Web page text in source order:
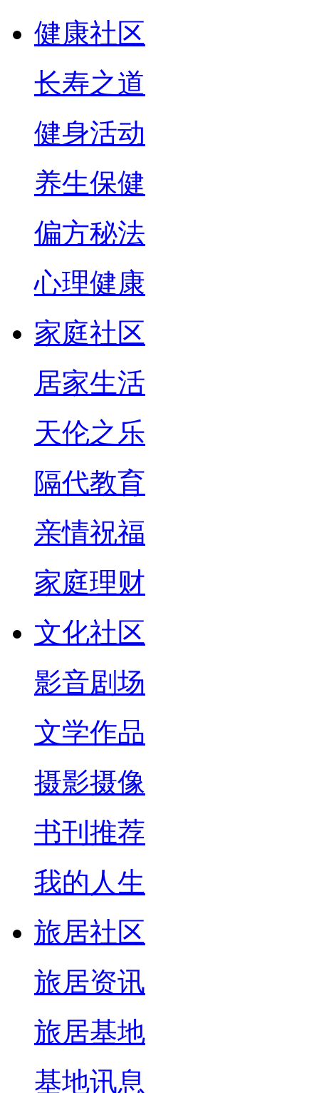
健康社区
长寿之道
健身活动
养生保健
偏方秘法
心理健康
家庭社区
居家生活
天伦之乐
隔代教育
亲情祝福
家庭理财
文化社区
影音剧场
文学作品
摄影摄像
书刊推荐
我的人生
旅居社区
旅居资讯
旅居基地
基地讯息